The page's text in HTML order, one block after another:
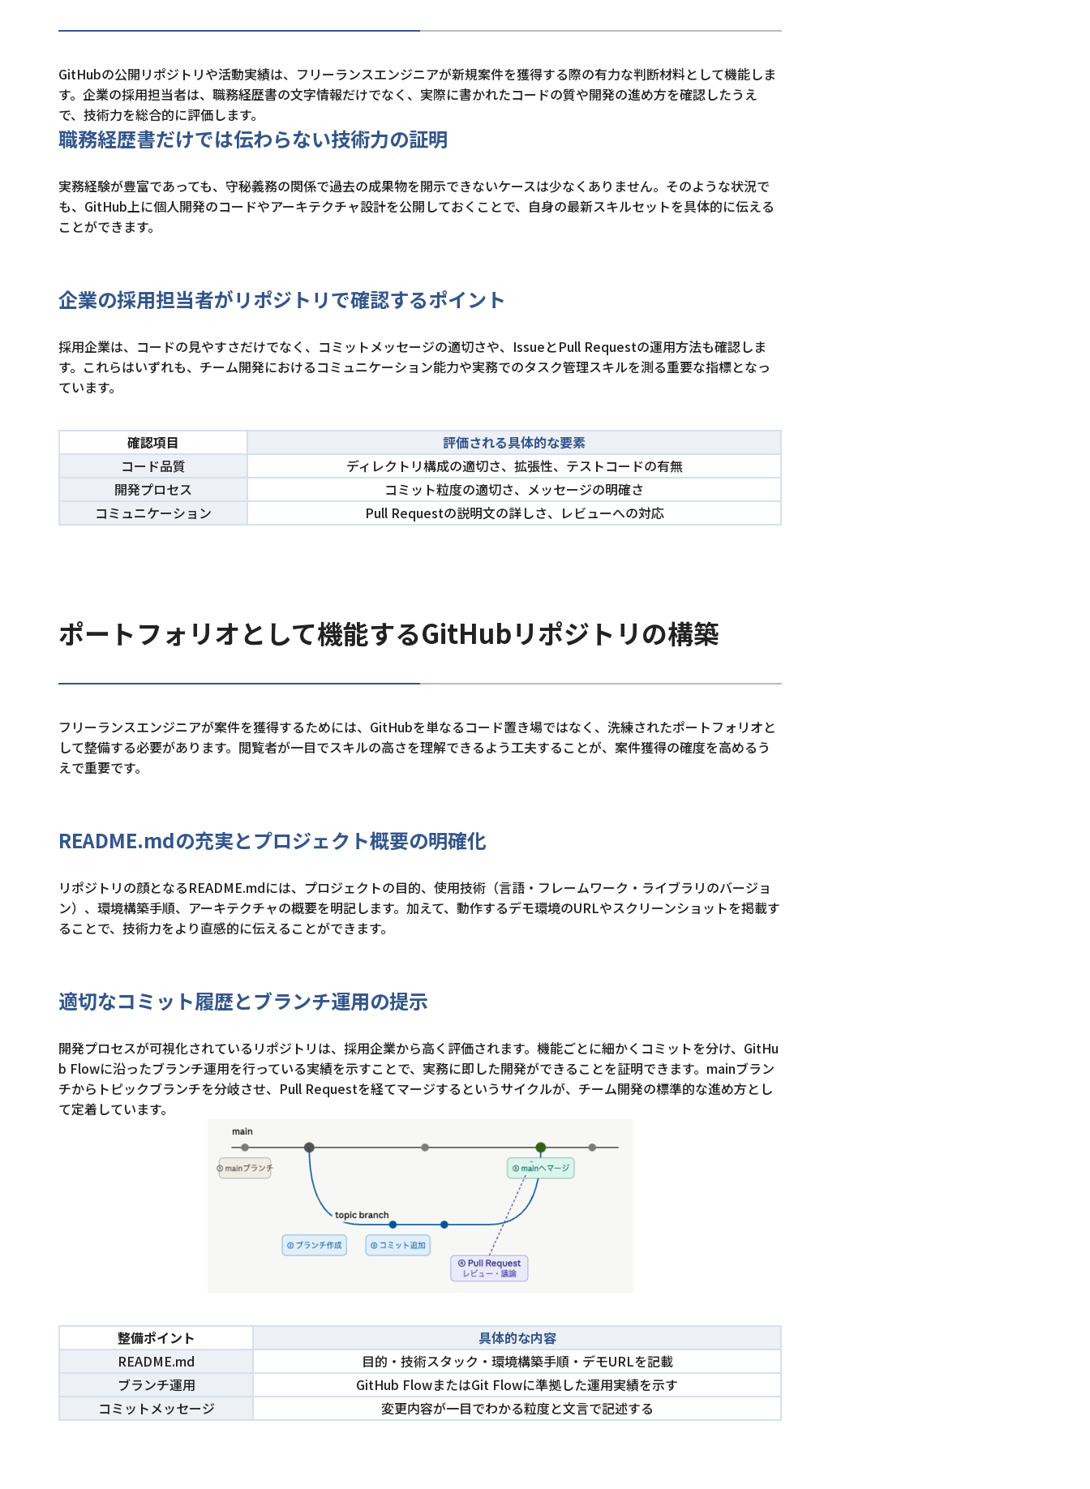
GitHubの公開リポジトリや活動実績は、フリーランスエンジニアが新規案件を獲得する際の有力な判断材料として機能しま
す。企業の採用担当者は、職務経歴書の文字情報だけでなく、実際に書かれたコードの質や開発の進め方を確認したうえ
で、技術力を総合的に評価します。
職務経歴書だけでは伝わらない技術力の証明
実務経験が豊富であっても、守秘義務の関係で過去の成果物を開示できないケースは少なくありません。そのような状況で
も、GitHub上に個人開発のコードやアーキテクチャ設計を公開しておくことで、自身の最新スキルセットを具体的に伝える
ことができます。
企業の採用担当者がリポジトリで確認するポイント
採用企業は、コードの見やすさだけでなく、コミットメッセージの適切さや、IssueとPull Requestの運用方法も確認しま
す。これらはいずれも、チーム開発におけるコミュニケーション能力や実務でのタスク管理スキルを測る重要な指標となっ
ています。
確認項目
評価される具体的な要素
コード品質
ディレクトリ構成の適切さ、拡張性、テストコードの有無
開発プロセス
コミット粒度の適切さ、メッセージの明確さ
コミュニケーション
Pull Requestの説明文の詳しさ、レビューへの対応
ポートフォリオとして機能するGitHubリポジトリの構築
フリーランスエンジニアが案件を獲得するためには、GitHubを単なるコード置き場ではなく、洗練されたポートフォリオと
して整備する必要があります。閲覧者が一目でスキルの高さを理解できるよう工夫することが、案件獲得の確度を高めるう
えで重要です。
README.mdの充実とプロジェクト概要の明確化
リポジトリの顔となるREADME.mdには、プロジェクトの目的、使用技術（言語・フレームワーク・ライブラリのバージョ
ン）、環境構築手順、アーキテクチャの概要を明記します。加えて、動作するデモ環境のURLやスクリーンショットを掲載す
ることで、技術力をより直感的に伝えることができます。
適切なコミット履歴とブランチ運用の提示
開発プロセスが可視化されているリポジトリは、採用企業から高く評価されます。機能ごとに細かくコミットを分け、GitHu
b Flowに沿ったブランチ運用を行っている実績を示すことで、実務に即した開発ができることを証明できます。mainブラン
チからトピックブランチを分岐させ、Pull Requestを経てマージするというサイクルが、チーム開発の標準的な進め方とし
て定着しています。
整備ポイント
具体的な内容
README.md
目的・技術スタック・環境構築手順・デモURLを記載
ブランチ運用
GitHub FlowまたはGit Flowに準拠した運用実績を示す
コミットメッセージ
変更内容が一目でわかる粒度と文言で記述する